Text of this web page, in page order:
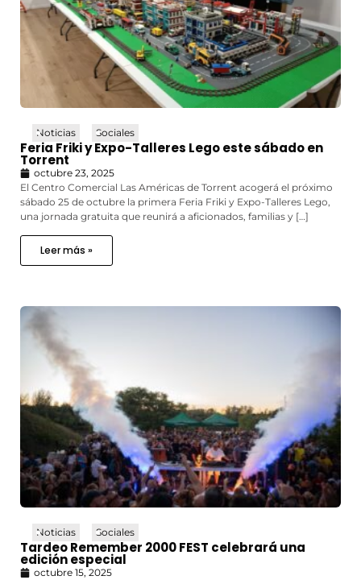
Noticias Sociales
Feria Friki y Expo-Talleres Lego este sábado en
Torrent
octubre 23, 2025
El Centro Comercial Las Américas de Torrent acogerá el próximo
sábado 25 de octubre la primera Feria Friki y Expo-Talleres Lego,
una jornada gratuita que reunirá a aficionados, familias y […]
Leer más »
Noticias Sociales
Tardeo Remember 2000 FEST celebrará una
edición especial
octubre 15, 2025